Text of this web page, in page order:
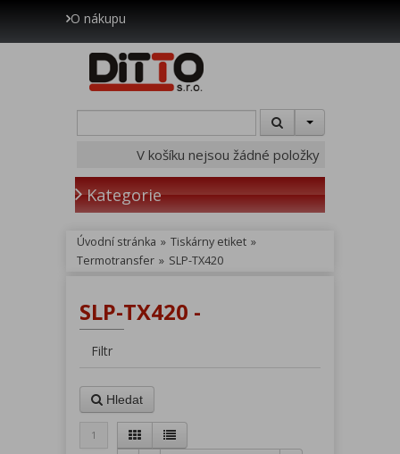
O nákupu
V košíku nejsou žádné položky
Kategorie
Úvodní stránka » Tiskárny etiket »
Termotransfer » SLP-TX420
SLP-TX420 -
Filtr
Hledat
1